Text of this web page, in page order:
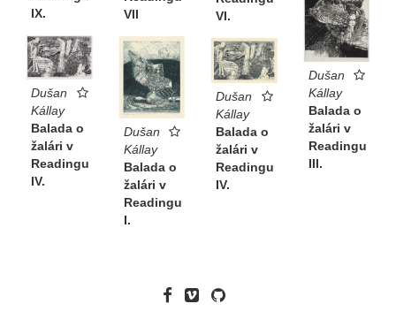
VI.
VII
IX.
Dušan
Kállay
Balada o
žalári v
Readingu
III.
Dušan
Kállay
Balada o
žalári v
Readingu
IV.
Dušan
Kállay
Balada o
žalári v
Readingu
I.
Dušan
Kállay
Balada o
žalári v
Readingu
IV.